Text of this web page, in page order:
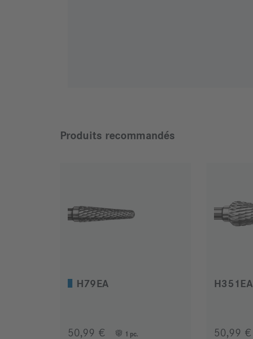
Produits recommandés
H79EA
50,99 € 1 pc.
H351EA
50,99 €